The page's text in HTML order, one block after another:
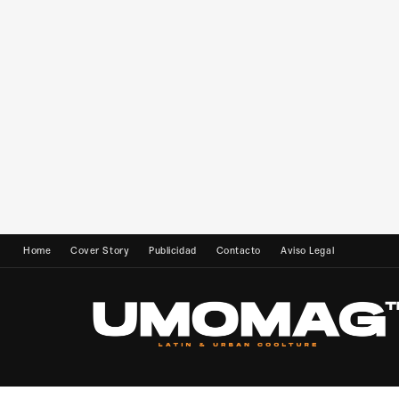
Home Cover Story Publicidad Contacto Aviso Legal